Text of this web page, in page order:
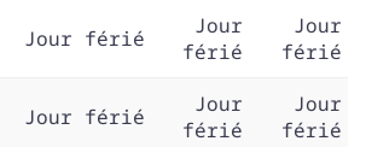
Jour férié
Jour
férié
Jour
férié
Jour férié
Jour
férié
Jour
férié